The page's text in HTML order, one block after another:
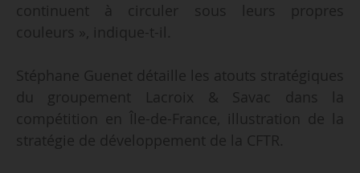
continuent à circuler sous leurs propres
couleurs », indique-t-il.
Stéphane Guenet détaille les atouts stratégiques
du groupement Lacroix & Savac dans la
compétition en Île-de-France, illustration de la
stratégie de développement de la CFTR.